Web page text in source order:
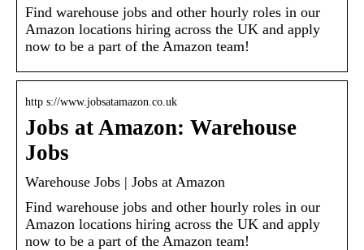
Find warehouse jobs and other hourly roles in our
Amazon locations hiring across the UK and apply
now to be a part of the Amazon team!
http s://www.jobsatamazon.co.uk
Jobs at Amazon: Warehouse
Jobs
Warehouse Jobs | Jobs at Amazon
Find warehouse jobs and other hourly roles in our
Amazon locations hiring across the UK and apply
now to be a part of the Amazon team!